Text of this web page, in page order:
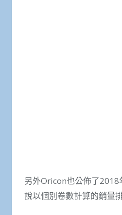
另外Oricon也公佈了2018
說以個別卷數計算的銷量